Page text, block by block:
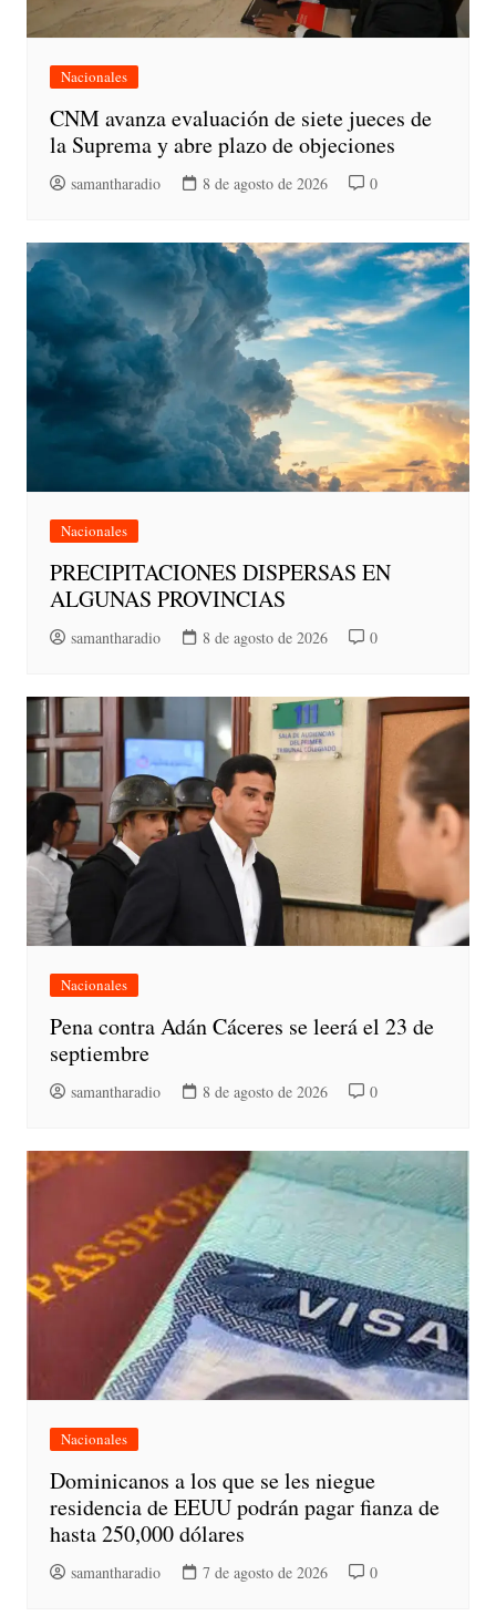
Nacionales
CNM avanza evaluación de siete jueces de
la Suprema y abre plazo de objeciones
samantharadio 8 de agosto de 2026 0
Nacionales
PRECIPITACIONES DISPERSAS EN
ALGUNAS PROVINCIAS
samantharadio 8 de agosto de 2026 0
Nacionales
Pena contra Adán Cáceres se leerá el 23 de
septiembre
samantharadio 8 de agosto de 2026 0
Nacionales
Dominicanos a los que se les niegue
residencia de EEUU podrán pagar fianza de
hasta 250,000 dólares
samantharadio 7 de agosto de 2026 0